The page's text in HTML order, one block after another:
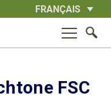
FRANÇAIS
FSC